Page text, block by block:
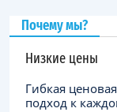
Почему мы?
Низкие цены
Гибкая
подход к